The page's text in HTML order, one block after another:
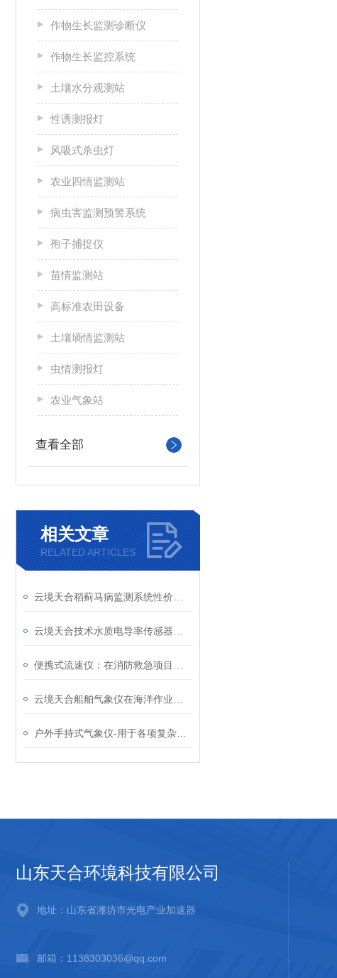
作物生长监测诊断仪
作物生长监控系统
土壤水分观测站
性诱测报灯
风吸式杀虫灯
农业四情监测站
病虫害监测预警系统
孢子捕捉仪
苗情监测站
高标准农田设备
土壤墒情监测站
虫情测报灯
农业气象站
查看全部
相关文章
RELATED ARTICLES
山东天合环境科技有限公司
地址：山东省潍坊市光电产业加速器
邮箱：1138303036@qq.com